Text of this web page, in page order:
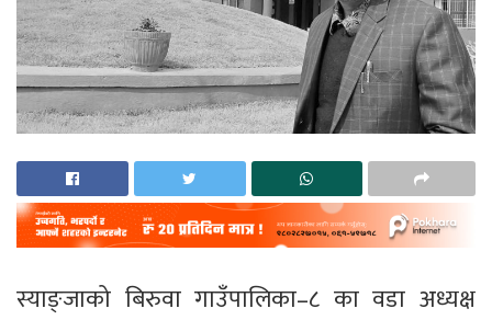
स्याङ्जाको बिरुवा गाउँपालिका–८ का वडा अध्यक्ष